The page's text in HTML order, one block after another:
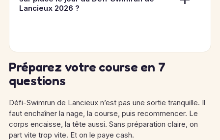
Lancieux 2026 ?
Préparez votre course en 7
questions
Défi-Swimrun de Lancieux n’est pas une sortie tranquille. Il
faut enchaîner la nage, la course, puis recommencer. Le
corps encaisse, la tête aussi. Sans préparation claire, on
part vite trop vite. Et on le paye cash.